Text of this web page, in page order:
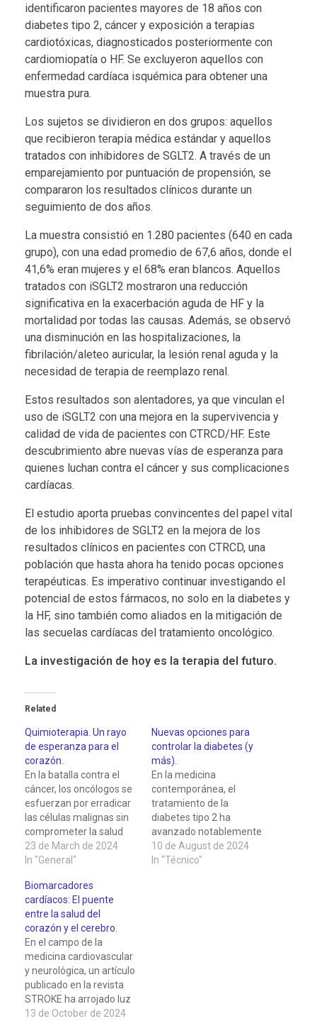
r
a
n
z
a
e
n
a
d
i
s
f
u
n
c
i
ó
n
c
a
r
d
í
a
c
a
a
s
o
c
i
a
d
identificaron pacientes mayores de 18 años con
diabetes tipo 2, cáncer y exposición a terapias
cardiotóxicas, diagnosticados posteriormente con
cardiomiopatía o HF. Se excluyeron aquellos con
enfermedad cardíaca isquémica para obtener una
muestra pura.
Los sujetos se dividieron en dos grupos: aquellos
que recibieron terapia médica estándar y aquellos
tratados con inhibidores de SGLT2. A través de un
emparejamiento por puntuación de propensión, se
compararon los resultados clínicos durante un
seguimiento de dos años.
La muestra consistió en 1.280 pacientes (640 en cada
grupo), con una edad promedio de 67,6 años, donde el
41,6% eran mujeres y el 68% eran blancos. Aquellos
tratados con iSGLT2 mostraron una reducción
significativa en la exacerbación aguda de HF y la
mortalidad por todas las causas. Además, se observó
una disminución en las hospitalizaciones, la
fibrilación/aleteo auricular, la lesión renal aguda y la
necesidad de terapia de reemplazo renal.
Estos resultados son alentadores, ya que vinculan el
uso de iSGLT2 con una mejora en la supervivencia y
calidad de vida de pacientes con CTRCD/HF. Este
descubrimiento abre nuevas vías de esperanza para
quienes luchan contra el cáncer y sus complicaciones
cardíacas.
El estudio aporta pruebas convincentes del papel vital
de los inhibidores de SGLT2 en la mejora de los
resultados clínicos en pacientes con CTRCD, una
población que hasta ahora ha tenido pocas opciones
terapéuticas. Es imperativo continuar investigando el
potencial de estos fármacos, no solo en la diabetes y
la HF, sino también como aliados en la mitigación de
las secuelas cardíacas del tratamiento oncológico.
La investigación de hoy es la terapia del futuro.
Related
Quimioterapia. Un rayo
de esperanza para el
corazón.
En la batalla contra el
cáncer, los oncólogos se
esfuerzan por erradicar
las células malignas sin
comprometer la salud
general del paciente. Sin
embargo, algunos
oncológicos pueden
tener efectos
secundarios indeseados,
como la disfunción
cardíaca relacionada con
la terapia contra el
cáncer (CTRCD), un
riesgo cardíaco que
puede surgir…
23 de March de 2024
In "General"
Nuevas opciones para
controlar la diabetes (y
más).
En la medicina
contemporánea, el
tratamiento de la
diabetes tipo 2 ha
avanzado notablemente
gracias a la introducción
de nuevos
10 de August de 2024
In "Técnico"
Biomarcadores
cardíacos: El puente
entre la salud del
corazón y el cerebro.
En el campo de la
medicina cardiovascular
y neurológica, un artículo
publicado en la revista
STROKE ha arrojado luz
sobre un tema de
13 de October de 2024